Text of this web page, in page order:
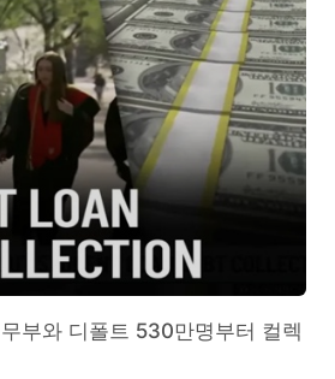
부와 디폴트 530만명부터 컬렉